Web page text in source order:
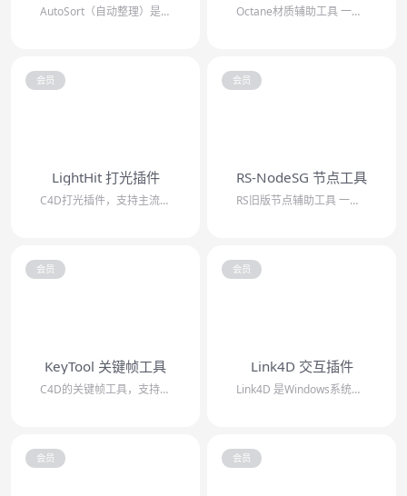
AutoSort（自动整理）是C4D的场景整理插件，可以一键整理所选对象，自动归... Octane材质辅助工具 一键连接PBR贴图/批量添加chaos节点/一键处理重...
会员
LightHit 打光插件
C4D打光插件，支持主流渲染器，参考了KeyShot的操作方式，可以快速便捷地控...
会员
RS-NodeSG 节点工具
RS旧版节点辅助工具 一键连接PBR贴图/批量添加混合图层/一键处理重复贴图/自...
会员
KeyTool 关键帧工具
C4D的关键帧工具，支持多类型帧偏移，可以分离位置和旋转动画，删除无用/全部帧，...
会员
Link4D 交互插件
Link4D 是Windows系统和C4D交互的插件，支持六大主流渲染器。可以批...
会员 会员